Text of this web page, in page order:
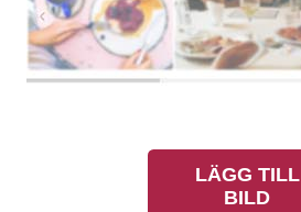
LÄGG TILL
BILD